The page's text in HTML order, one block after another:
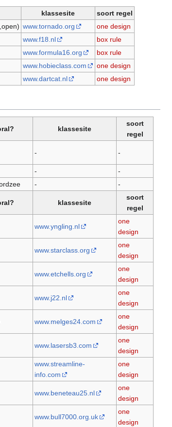
klassesite
soort regel
www.tornado.org
one design
www.f18.nl
box rule
www.formula16.org
box rule
www.hobieclass.com
one design
www.dartcat.nl one design
klassesite
soort
regel
- -
-
-
- -
klassesite
soort
regel
www.yngling.nl
one
design
www.starclass.org
one
design
www.etchells.org
one
design
www.j22.nl
one
design
www.melges24.com
one
design
www.lasersb3.com
one
design
www.streamline-
info.com
one
design
www.beneteau25.nl
one
design
www.bull7000.org.uk
one
design